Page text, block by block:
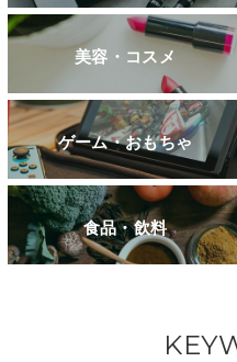
美容・コスメ
ゲーム・おもちゃ
食品・飲料